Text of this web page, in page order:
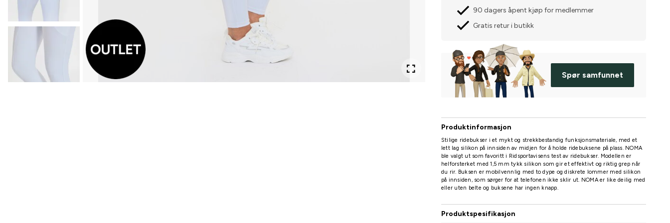
90 dagers åpent kjøp for medlemmer
Gratis retur i butikk
Spør samfunnet
Produktinformasjon
Stilige ridebukser i et mykt og strekkbestandig funksjonsmateriale, med et
lett lag silikon på innsiden av midjen for å holde ridebuksene på plass. NOMA
ble valgt ut som favoritt i Ridsportavisens test av ridebukser. Modellen er
helforsterket med 1,5 mm tykk silikon som gir et effektivt og riktig grep når
du rir. Buksen er mobilvennlig med to dype og diskrete lommer med silikon
på innsiden, som sørger for at telefonen ikke sklir ut. NOMA er like deilig med
eller uten belte og buksene har ingen knapp.
Produktspesifikasjon